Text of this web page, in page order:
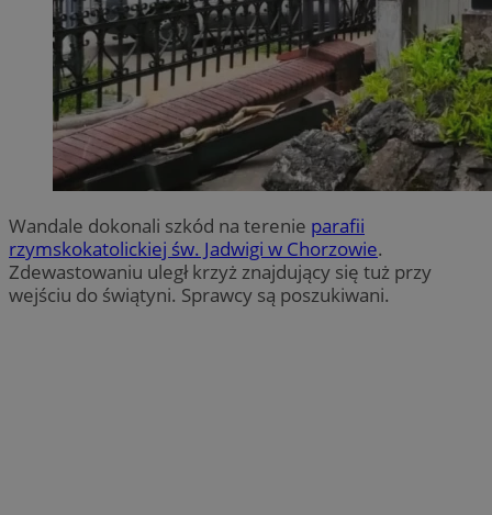
Wandale dokonali szkód na terenie parafii
rzymskokatolickiej św. Jadwigi w Chorzowie.
Zdewastowaniu uległ krzyż znajdujący się tuż przy
wejściu do świątyni. Sprawcy są poszukiwani.